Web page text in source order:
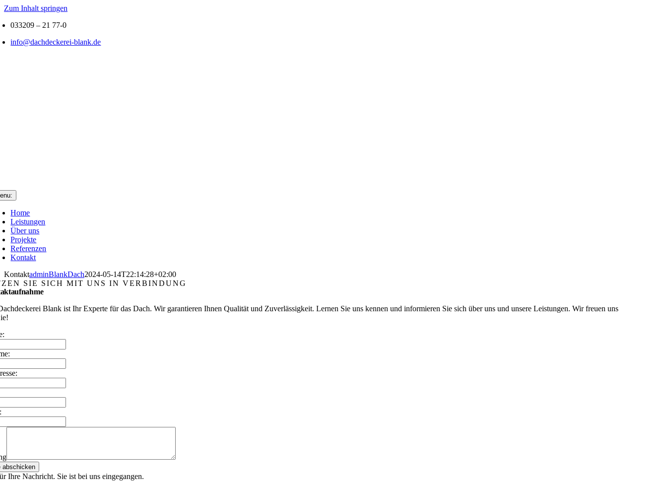
Zum Inhalt springen
033209 – 21 77-0
info@dachdeckerei-blank.de
Home
Leistungen
Über uns
Projekte
Referenzen
Kontakt
KontaktadminBlankDach2024-05-14T22:14:28+02:00
SIE SICH MIT UNS IN VERBINDUNG
Blank ist Ihr Experte für das Dach. Wir garantieren Ihnen Qualität und Zuverlässigkeit. Lernen Sie uns kennen und informieren Sie sich über uns und unsere Leistungen. Wir freuen uns
abschicken
Ihre Nachricht. Sie ist bei uns eingegangen.